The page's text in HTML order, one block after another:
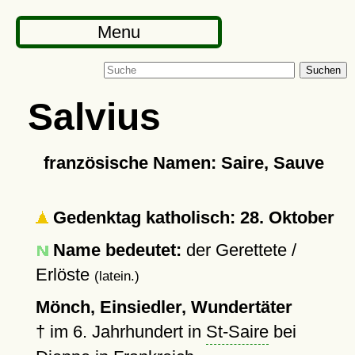
Menu
Suchen
Salvius
französische Namen: Saire, Sauve
Gedenktag katholisch: 28. Oktober
Name bedeutet: der Gerettete /
Erlöste (latein.)
Mönch, Einsiedler, Wundertäter
† im 6. Jahrhundert in St-Sairebei